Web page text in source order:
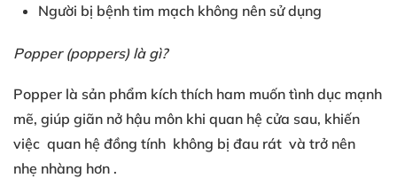
Người bị bệnh tim mạch không nên sử dụng
Popper (poppers) là gì?
Popper là sản phẩm kích thích ham muốn tình dục mạnh
mẽ, giúp giãn nở hậu môn khi quan hệ cửa sau, khiến
việc quan hệ đồng tính không bị đau rát và trở nên
nhẹ nhàng hơn .